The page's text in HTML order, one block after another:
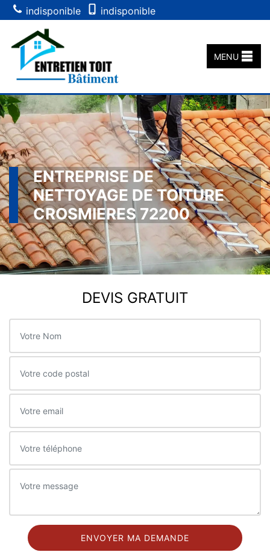
indisponible indisponible
MENU
ENTREPRISE DE
NETTOYAGE DE TOITURE
CROSMIERES 72200
DEVIS GRATUIT